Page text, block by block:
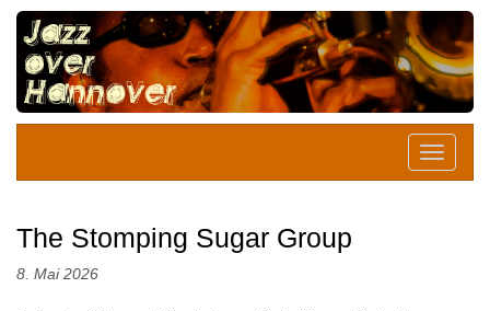
The Stomping Sugar Group
8. Mai 2026